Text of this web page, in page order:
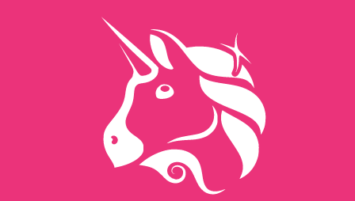
Transferts d'argent internationaux avec Xe